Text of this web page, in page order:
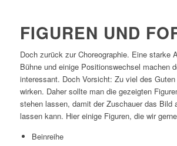
FIGUREN UND
Doch zurück zur Choreographie. Eine starke
Bühne und einige Positionswechsel machen
interessant. Doch Vorsicht: Zu viel des
wirken. Daher sollte man die gezeigten
stehen lassen, damit der Zuschauer das Bild
lassen kann. Hier einige Figuren, die wir
Beinreihe